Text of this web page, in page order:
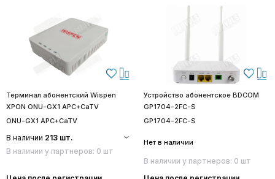
Терминал абонентский Wispen
XPON ONU-GX1 APC+CaTV
ONU-GX1 APC+CaTV
В наличии 213 шт.
В наличии у партнеров: 0 шт
Устройство абонентское BDCOM
GP1704-2FC-S
GP1704-2FC-S
Нет в наличии
В наличии у партнеров: 0 шт